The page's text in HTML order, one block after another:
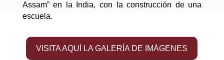
Assam” en la India, con la construcción de una
escuela.
VISITA AQUÍ LA GALERÍA DE IMÁGENES